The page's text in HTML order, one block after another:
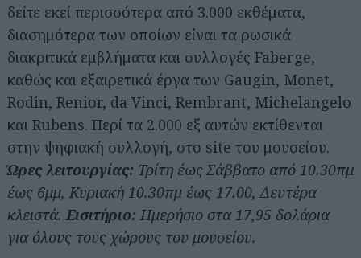
δείτε εκεί περισσότερα από 3.000 εκθέματα,
διασημότερα των οποίων είναι τα ρωσικά
διακριτικά εμβλήματα και συλλογές Faberge,
καθώς και εξαιρετικά έργα των Gaugin, Monet,
Rodin, Renior, da Vinci, Rembrant, Michelangelo
και Rubens. Περί τα 2.000 εξ αυτών εκτίθενται
στην ψηφιακή συλλογή, στο site του μουσείου.
Ώρες λειτουργίας: Τρίτη έως Σάββατο από 10.30πμ
έως 6μμ, Κυριακή 10.30πμ έως 17.00, Δευτέρα
κλειστά. Εισιτήριο: Ημερήσιο στα 17,95 δολάρια
για όλους τους χώρους του μουσείου.